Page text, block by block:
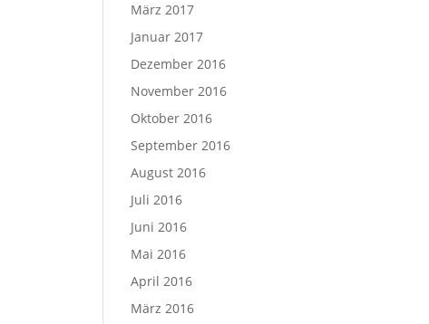
März 2017
Januar 2017
Dezember 2016
November 2016
Oktober 2016
September 2016
August 2016
Juli 2016
Juni 2016
Mai 2016
April 2016
März 2016